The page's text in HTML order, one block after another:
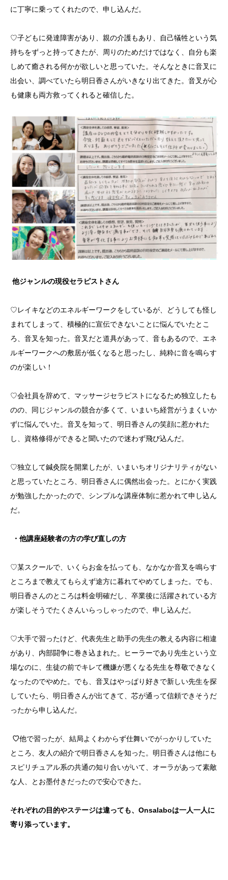
に丁寧に乗ってくれたので、申し込んだ。
♡子どもに発達障害があり、親の介護もあり、自己犠牲という気
持ちをずっと持ってきたが、周りのためだけではなく、自分も楽
しめて癒される何かが欲しいと思っていた。そんなときに音叉に
出会い、調べていたら明日香さんがいきなり出てきた。音叉が心
も健康も両方救ってくれると確信した。
他ジャンルの現役セラピストさん
♡レイキなどのエネルギーワークをしているが、どうしても怪し
まれてしまって、積極的に宣伝できないことに悩んでいたとこ
ろ、音叉を知った。音叉だと道具があって、音もあるので、エネ
ルギーワークへの敷居が低くなると思ったし、純粋に音を鳴らす
のが楽しい！
♡会社員を辞めて、マッサージセラピストになるため独立したも
のの、同じジャンルの競合が多くて、いまいち経営がうまくいか
ずに悩んでいた。音叉を知って、明日香さんの笑顔に惹かれた
し、資格修得ができると聞いたので迷わず飛び込んだ。
♡独立して鍼灸院を開業したが、いまいちオリジナリティがない
と思っていたところ、明日香さんに偶然出会った。とにかく実践
が勉強したかったので、シンプルな講座体制に惹かれて申し込ん
だ。
・他講座経験者の方の学び直しの方
♡某スクールで、いくらお金を払っても、なかなか音叉を鳴らす
ところまで教えてもらえず途方に暮れてやめてしまった。でも、
明日香さんのところは料金明確だし、卒業後に活躍されている方
が楽しそうでたくさんいらっしゃったので、申し込んだ。
♡大手で習ったけど、代表先生と助手の先生の教える内容に相違
があり、内部闘争に巻き込まれた。ヒーラーであり先生という立
場なのに、生徒の前でキレて機嫌が悪くなる先生を尊敬できなく
なったのでやめた。でも、音叉はやっぱり好きで新しい先生を探
していたら、明日香さんが出てきて、芯が通って信頼できそうだ
ったから申し込んだ。
♡他で習ったが、結局よくわからず仕舞いでがっかりしていた
ところ、友人の紹介で明日香さんを知った。明日香さんは他にも
スピリチュアル系の共通の知り合いがいて、オーラがあって素敵
な人、とお墨付きだったので安心できた。
それぞれの目的やステージは違っても、Onsalaboは一人一人に
寄り添っています。